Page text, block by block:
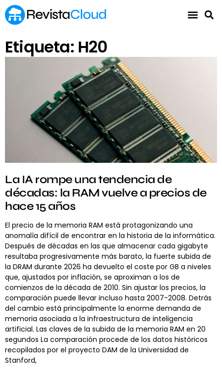
Etiqueta: H20
La IA rompe una tendencia de
décadas: la RAM vuelve a precios de
hace 15 años
El precio de la memoria RAM está protagonizando una
anomalía difícil de encontrar en la historia de la informática.
Después de décadas en las que almacenar cada gigabyte
resultaba progresivamente más barato, la fuerte subida de
la DRAM durante 2026 ha devuelto el coste por GB a niveles
que, ajustados por inflación, se aproximan a los de
comienzos de la década de 2010. Sin ajustar los precios, la
comparación puede llevar incluso hasta 2007-2008. Detrás
del cambio está principalmente la enorme demanda de
memoria asociada a la infraestructura de inteligencia
artificial. Las claves de la subida de la memoria RAM en 20
segundos La comparación procede de los datos históricos
recopilados por el proyecto DAM de la Universidad de
Stanford,